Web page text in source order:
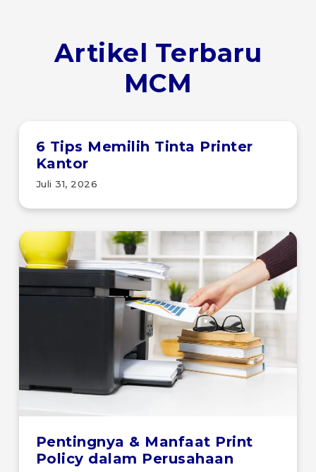
Artikel Terbaru
MCM
6 Tips Memilih Tinta Printer
Kantor
Juli 31, 2026
Pentingnya & Manfaat Print
Policy dalam Perusahaan